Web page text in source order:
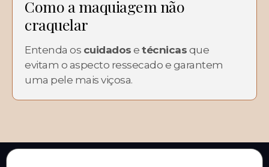
Como a maquiagem não
craquelar
Entenda os cuidados e técnicas que
evitam o aspecto ressecado e garantem
uma pele mais viçosa.